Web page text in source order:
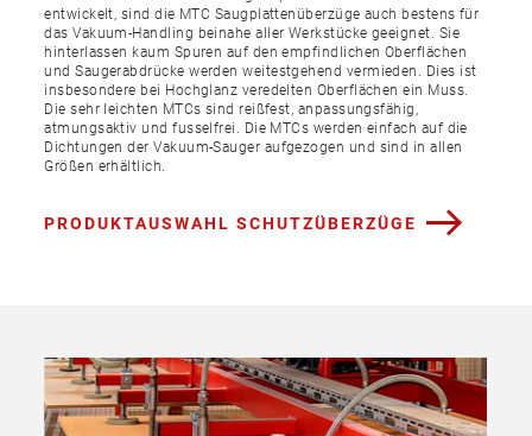
entwickelt, sind die MTC Saugplattenüberzüge auch bestens für
das Vakuum-Handling beinahe aller Werkstücke geeignet. Sie
hinterlassen kaum Spuren auf den empfindlichen Oberflächen
und Saugerabdrücke werden weitestgehend vermieden. Dies ist
insbesondere bei Hochglanz veredelten Oberflächen ein Muss.
Die sehr leichten MTCs sind reißfest, anpassungsfähig,
atmungsaktiv und fusselfrei. Die MTCs werden einfach auf die
Dichtungen der Vakuum-Sauger aufgezogen und sind in allen
Größen erhältlich.
PRODUKTAUSWAHL SCHUTZÜBERZÜGE